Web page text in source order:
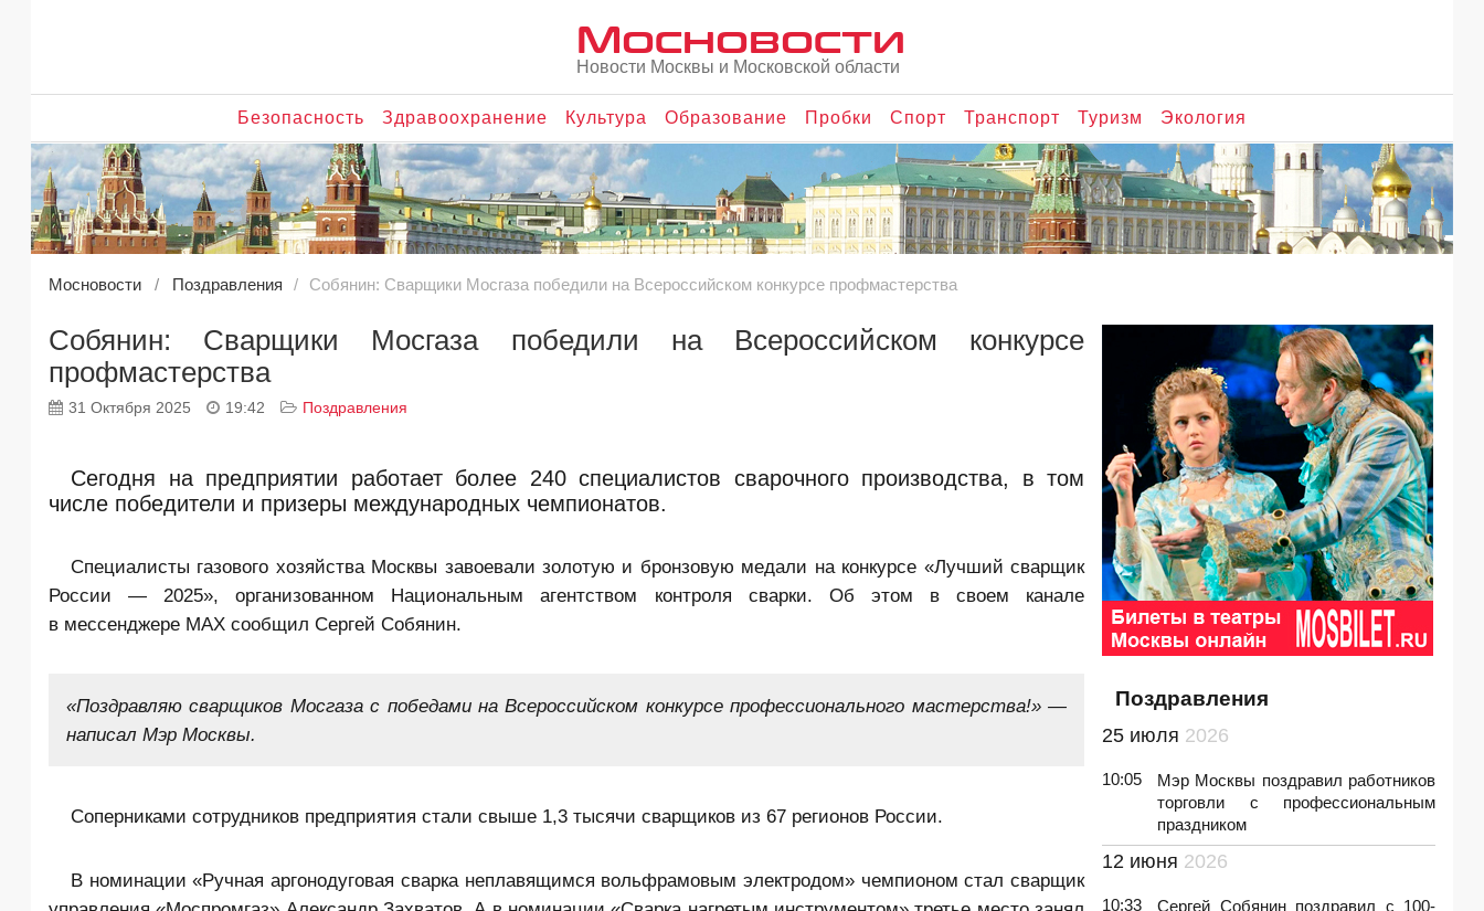
Мосновости
Новости Москвы и Московской области
Безопасность Здравоохранение Культура Образование Пробки Спорт Транспорт Туризм Экология
Мосновости Поздравления Собянин: Сварщики Мосгаза победили на Всероссийском конкурсе профмастерства
Собянин: Сварщики Мосгаза победили на Всероссийском конкурсе
профмастерства
31 Октября 2025 19:42 Поздравления
Сегодня на предприятии работает более 240 специалистов сварочного производства, в том
числе победители и призеры международных чемпионатов.
Специалисты газового хозяйства Москвы завоевали золотую и бронзовую медали на конкурсе «Лучший сварщик
России — 2025», организованном Национальным агентством контроля сварки. Об этом в своем канале
в мессенджере MAX сообщил Сергей Собянин.
«Поздравляю сварщиков Мосгаза с победами на Всероссийском конкурсе профессионального мастерства!» —
написал Мэр Москвы.
Соперниками сотрудников предприятия стали свыше 1,3 тысячи сварщиков из 67 регионов России.
В номинации «Ручная аргонодуговая сварка неплавящимся вольфрамовым электродом» чемпионом стал сварщик
Поздравления
25 июля 2026
10:05
Мэр Москвы поздравил работников
торговли с профессиональным
праздником
12 июня 2026
10:33
Сергей Собянин поздравил с 100-